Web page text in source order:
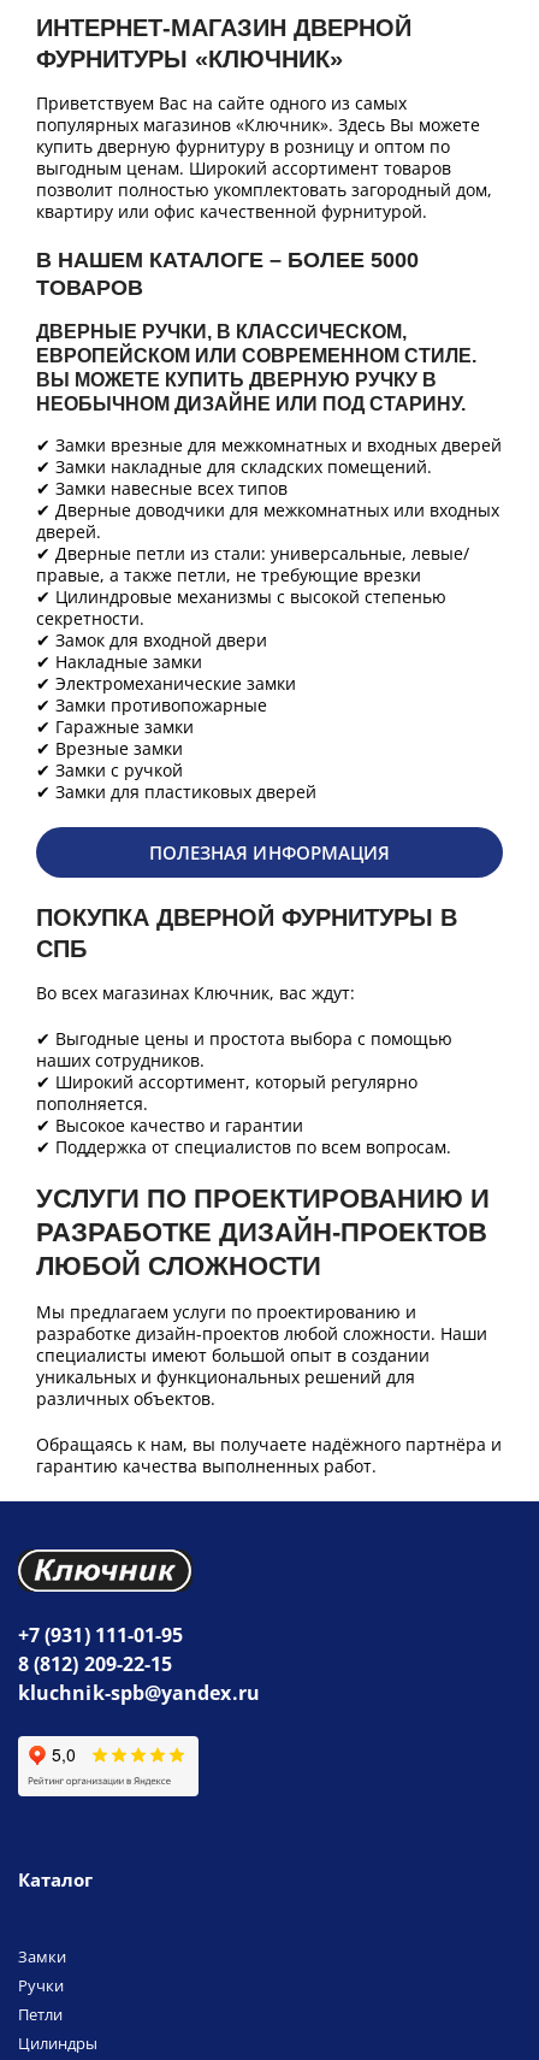
ИНТЕРНЕТ-МАГАЗИН ДВЕРНОЙ
ФУРНИТУРЫ «КЛЮЧНИК»
Приветствуем Вас на сайте одного из самых
популярных магазинов «Ключник». Здесь Вы можете
купить дверную фурнитуру в розницу и оптом по
выгодным ценам. Широкий ассортимент товаров
позволит полностью укомплектовать загородный дом,
квартиру или офис качественной фурнитурой.
В НАШЕМ КАТАЛОГЕ – БОЛЕЕ 5000
ТОВАРОВ
ДВЕРНЫЕ РУЧКИ, В КЛАССИЧЕСКОМ,
ЕВРОПЕЙСКОМ ИЛИ СОВРЕМЕННОМ СТИЛЕ.
ВЫ МОЖЕТЕ КУПИТЬ ДВЕРНУЮ РУЧКУ В
НЕОБЫЧНОМ ДИЗАЙНЕ ИЛИ ПОД СТАРИНУ.
✔ Замки врезные для межкомнатных и входных дверей
✔ Замки накладные для складских помещений.
✔ Замки навесные всех типов
✔ Дверные доводчики для межкомнатных или входных
дверей.
✔ Дверные петли из стали: универсальные, левые/
правые, а также петли, не требующие врезки
✔ Цилиндровые механизмы с высокой степенью
секретности.
✔ Замок для входной двери
✔ Накладные замки
✔ Электромеханические замки
✔ Замки противопожарные
✔ Гаражные замки
✔ Врезные замки
✔ Замки с ручкой
✔ Замки для пластиковых дверей
ПОЛЕЗНАЯ ИНФОРМАЦИЯ
ПОКУПКА ДВЕРНОЙ ФУРНИТУРЫ В
СПБ
Во всех магазинах Ключник, вас ждут:
✔ Выгодные цены и простота выбора с помощью
наших сотрудников.
✔ Широкий ассортимент, который регулярно
пополняется.
✔ Высокое качество и гарантии
✔ Поддержка от специалистов по всем вопросам.
УСЛУГИ ПО ПРОЕКТИРОВАНИЮ И
РАЗРАБОТКЕ ДИЗАЙН-ПРОЕКТОВ
ЛЮБОЙ СЛОЖНОСТИ
Мы предлагаем услуги по проектированию и
разработке дизайн-проектов любой сложности. Наши
специалисты имеют большой опыт в создании
уникальных и функциональных решений для
различных объектов.
Обращаясь к нам, вы получаете надёжного партнёра и
гарантию качества выполненных работ.
+7 (931) 111-01-95
8 (812) 209-22-15
kluchnik-spb@yandex.ru
Каталог
Замки
Ручки
Петли
Цилиндры